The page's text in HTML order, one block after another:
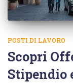
POSTI DI LAVORO
Scopri
Stipendio